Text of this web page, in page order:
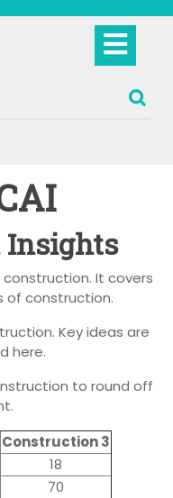
Insights
It covers
of construction.
Key ideas are
here.
to round off
Construction 3
18
70